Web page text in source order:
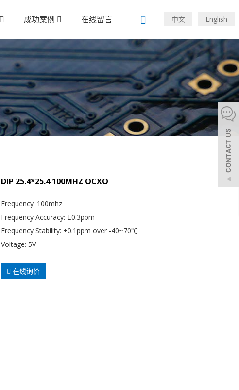
成功案例 在线留言 中文 English
DIP 25.4*25.4 100MHZ OCXO
Frequency: 100mhz
Frequency Accuracy: ±0.3ppm
Frequency Stability: ±0.1ppm over -40~70℃
Voltage: 5V
在线询价